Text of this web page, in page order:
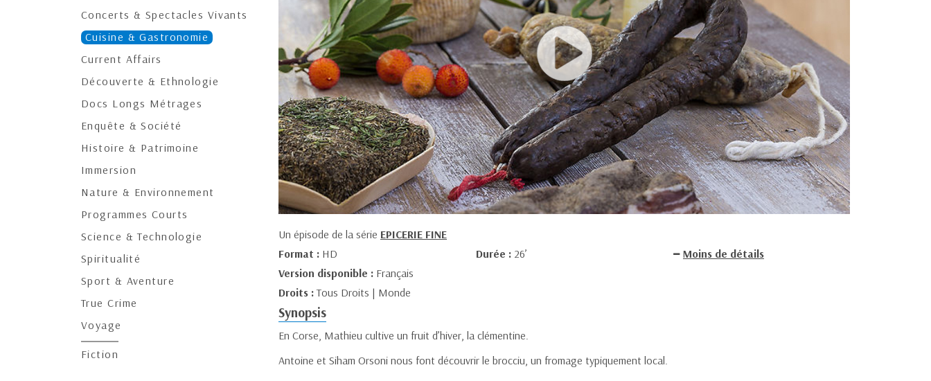
Concerts & Spectacles Vivants
Cuisine & Gastronomie
Current Affairs
Découverte & Ethnologie
Docs Longs Métrages
Enquête & Société
Histoire & Patrimoine
Immersion
Nature & Environnement
Programmes Courts
Science & Technologie
Spiritualité
Sport & Aventure
True Crime
Voyage
Fiction
Un épisode de la série EPICERIE FINE
Format : HD Durée : 26’
Moins de détails
Version disponible : Français
Droits :Tous Droits | Monde
Synopsis
En Corse, Mathieu cultive un fruit d’hiver, la clémentine.
Antoine et Siham Orsoni nous font découvrir le brocciu, un fromage typiquement local.